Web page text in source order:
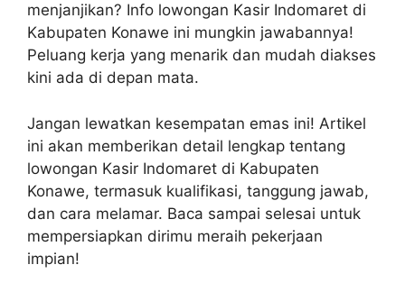
menjanjikan? Info lowongan Kasir Indomaret di
Kabupaten Konawe ini mungkin jawabannya!
Peluang kerja yang menarik dan mudah diakses
kini ada di depan mata.
Jangan lewatkan kesempatan emas ini! Artikel
ini akan memberikan detail lengkap tentang
lowongan Kasir Indomaret di Kabupaten
Konawe, termasuk kualifikasi, tanggung jawab,
dan cara melamar. Baca sampai selesai untuk
mempersiapkan dirimu meraih pekerjaan
impian!